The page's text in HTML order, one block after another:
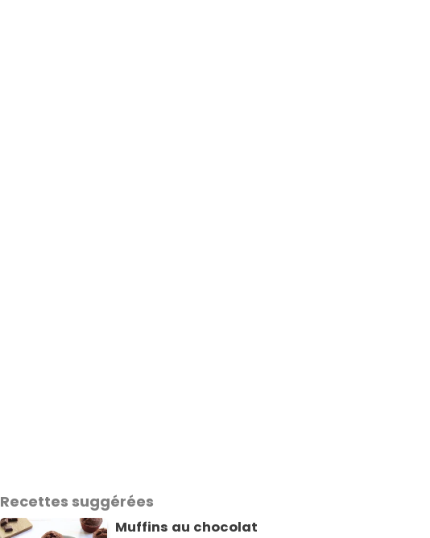
Recettes suggérées
Muffins au chocolat